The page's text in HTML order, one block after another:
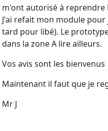
m'ont autorisé à
J'ai refait mon module
tard pour libé). Le
dans la zone A lire ailleurs.
Vos avis sont les bienvenus
Maintenant il faut que je
Mr J